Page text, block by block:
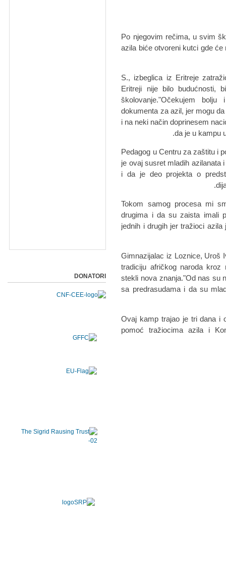
Po njegovim rečima, u svim
azila biće otvoreni kutci gde
S., izbeglica iz Eritreje
Eritreji nije bilo budućnosti,
školovanje."Očekujem
dokumenta za azil, jer mogu
i na neki način doprinesem
da je u kampu
Pedagog u Centru za zaštitu i
je ovaj susret mladih azilanata
i da je deo projekta o
"Tokom samog procesa mi
drugima i da su zaista imali
jednih i drugih jer tražioci
Gimnazijalac iz Loznice, Uroš
tradiciju afričkog naroda
stekli nova znanja."Od nas su
sa predrasudama i da su
Ovaj kamp trajao je tri dana i
pomoć tražiocima azila i
DONATORI